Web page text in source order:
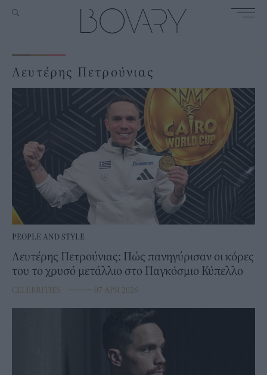
Λευτέρης Πετρούνιας
PEOPLE AND STYLE
Λευτέρης Πετρούνιας: Πώς πανηγύρισαν οι κόρες
του το χρυσό μετάλλιο στο Παγκόσμιο Κύπελλο
CELEBRITIES ⸻ 07 APR 2026